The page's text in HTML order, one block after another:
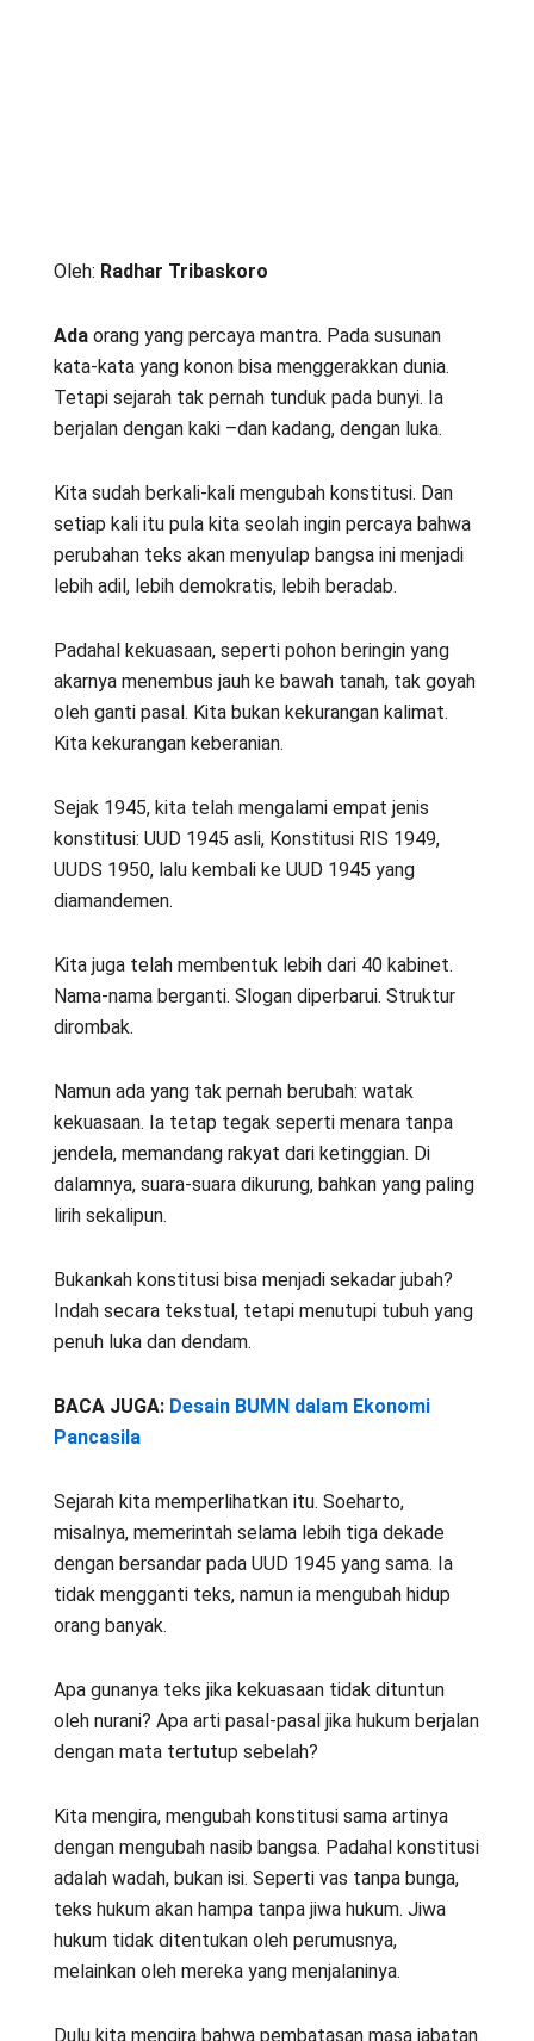
Oleh: Radhar Tribaskoro
Adaorang yang percaya mantra. Pada susunan
kata-kata yang konon bisa menggerakkan dunia.
Tetapi sejarah tak pernah tunduk pada bunyi. Ia
berjalan dengan kaki –dan kadang, dengan luka.
Kita sudah berkali-kali mengubah konstitusi. Dan
setiap kali itu pula kita seolah ingin percaya bahwa
perubahan teks akan menyulap bangsa ini menjadi
lebih adil, lebih demokratis, lebih beradab.
Padahal kekuasaan, seperti pohon beringin yang
akarnya menembus jauh ke bawah tanah, tak goyah
oleh ganti pasal. Kita bukan kekurangan kalimat.
Kita kekurangan keberanian.
Sejak 1945, kita telah mengalami empat jenis
konstitusi: UUD 1945 asli, Konstitusi RIS 1949,
UUDS 1950, lalu kembali ke UUD 1945 yang
diamandemen.
Kita juga telah membentuk lebih dari 40 kabinet.
Nama-nama berganti. Slogan diperbarui. Struktur
dirombak.
Namun ada yang tak pernah berubah: watak
kekuasaan. Ia tetap tegak seperti menara tanpa
jendela, memandang rakyat dari ketinggian. Di
dalamnya, suara-suara dikurung, bahkan yang paling
lirih sekalipun.
Bukankah konstitusi bisa menjadi sekadar jubah?
Indah secara tekstual, tetapi menutupi tubuh yang
penuh luka dan dendam.
BACA JUGA: Desain BUMN dalam Ekonomi
Pancasila
Sejarah kita memperlihatkan itu. Soeharto,
misalnya, memerintah selama lebih tiga dekade
dengan bersandar pada UUD 1945 yang sama. Ia
tidak mengganti teks, namun ia mengubah hidup
orang banyak.
Apa gunanya teks jika kekuasaan tidak dituntun
oleh nurani? Apa arti pasal-pasal jika hukum berjalan
dengan mata tertutup sebelah?
Kita mengira, mengubah konstitusi sama artinya
dengan mengubah nasib bangsa. Padahal konstitusi
adalah wadah, bukan isi. Seperti vas tanpa bunga,
teks hukum akan hampa tanpa jiwa hukum. Jiwa
hukum tidak ditentukan oleh perumusnya,
melainkan oleh mereka yang menjalaninya.
Dulu kita mengira bahwa pembatasan masa jabatan